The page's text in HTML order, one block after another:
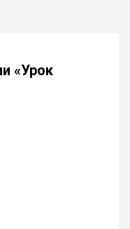
«Урок